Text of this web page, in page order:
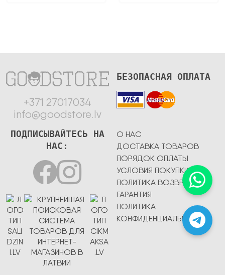
+371 27017034
info@goodstore.lv
БЕЗОПАСНАЯ ОПЛАТА
О НАС
ДОСТАВКА ТОВАРОВ
ПОРЯДОК ОПЛАТЫ
УСЛОВИЯ ПОКУПКИ
ПОЛИТИКА ВОЗВРАТА
ГАРАНТИЯ
ПОЛИТИКА
КОНФИДЕНЦИАЛЬНОСТИ
ПОДПИСЫВАЙТЕСЬ НА
НАС: